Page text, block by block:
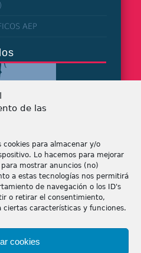
de las
cookies para almacenar y/o
Lo hacemos para mejorar
mostrar anuncios (no)
a estas tecnologías nos permitirá
de navegación o los ID's
o retirar el consentimiento,
características y funciones.
cookies
AEP